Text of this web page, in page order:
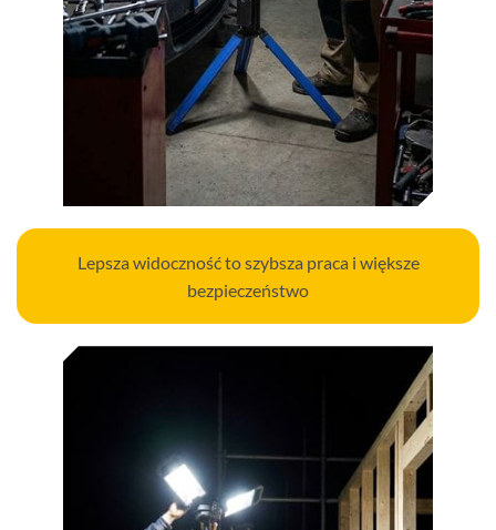
Lepsza widoczność to szybsza praca i większe
bezpieczeństwo